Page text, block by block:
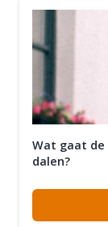
Wat gaat
dalen?